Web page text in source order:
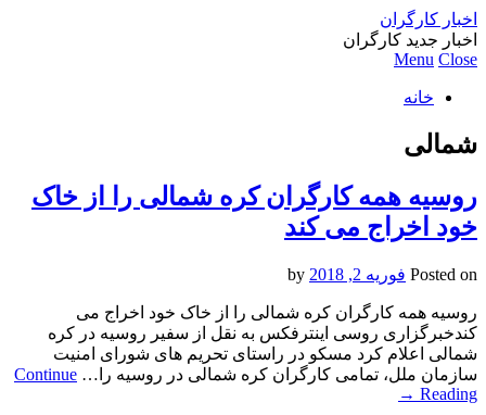
اخبار کارگران
اخبار جدید کارگران
Menu Close
خانه
شمالی
روسیه همه کارگران کره شمالی را از خاک
خود اخراج می کند
Posted on فوریه 2, 2018
روسیه همه کارگران کره شمالی را از خاک خود اخراج می
کندخبرگزاری روسی اینترفکس به نقل از سفیر روسیه در کره
شمالی اعلام کرد مسکو در راستای تحریم های شورای امنیت
سازمان ملل، تمامی کارگران کره شمالی در روسیه را… Continue
Reading
→